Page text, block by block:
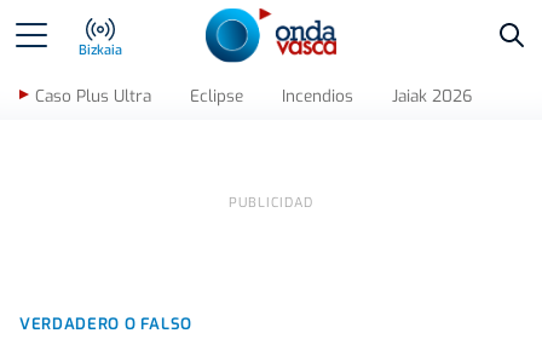
Bizkaia
Caso Plus Ultra Eclipse Incendios Jaiak 2026
VERDADERO O FALSO